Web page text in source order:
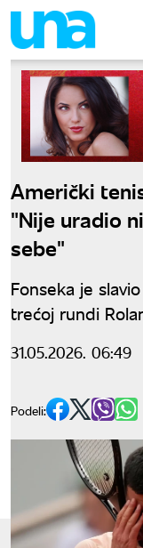
Američki
"Nije uradio
sebe"
Fonseka je
trećoj rundi
31.05.2026. 06:49
Podeli: